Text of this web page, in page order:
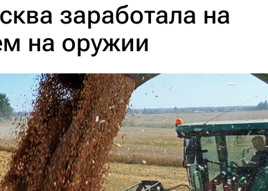
заработала на
на оружии